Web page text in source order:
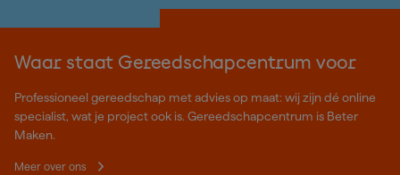
Waar staat Gereedschapcentrum voor
Professioneel gereedschap met advies op maat: wij zijn dé online
specialist, wat je project ook is. Gereedschapcentrum is Beter
Maken.
Meer over ons